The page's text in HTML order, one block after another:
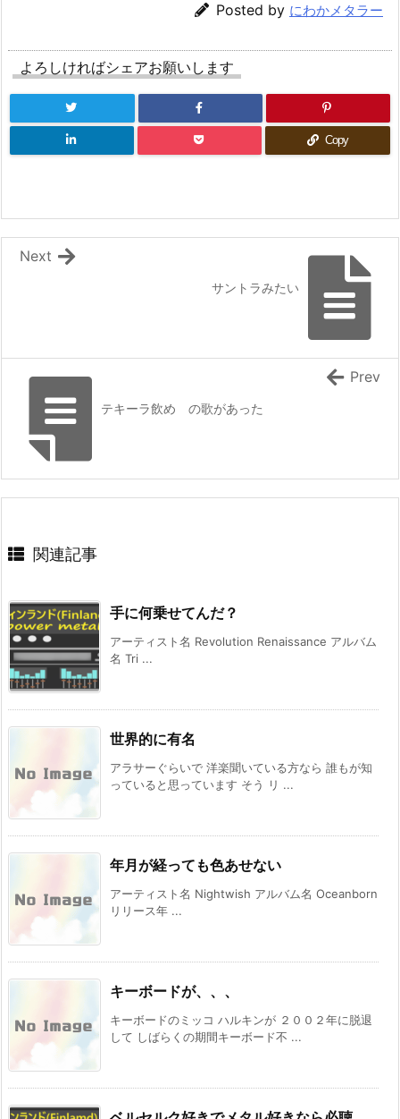
Posted by にわかメタラー
よろしければシェアお願いします
Copy
サントラみたい
Next
テキーラ飲め の歌があった
Prev
関連記事
手に何乗せてんだ？
アーティスト名 Revolution Renaissance アルバム
名 Tri ...
世界的に有名
アラサーぐらいで 洋楽聞いている方なら 誰もが知
っていると思っています そう リ ...
年月が経っても色あせない
アーティスト名 Nightwish アルバム名 Oceanborn
リリース年 ...
キーボードが、、、
キーボードのミッコ ハルキンが ２００２年に脱退
して しばらくの期間キーボード不 ...